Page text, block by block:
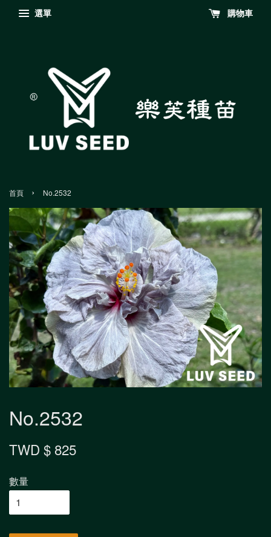
選單 購物車
首頁 › No.2532
No.2532
TWD $ 825
數量